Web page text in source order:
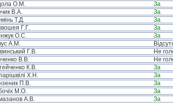
О.М.
За
В.А.
За
Т.Д.
За
Г.Г.
За
О.С.
За
А.М.
Г.В.
Не
В.В.
Не
К.В.
За
Х.Н.
За
П.В.
За
М.О.
За
А.В.
За